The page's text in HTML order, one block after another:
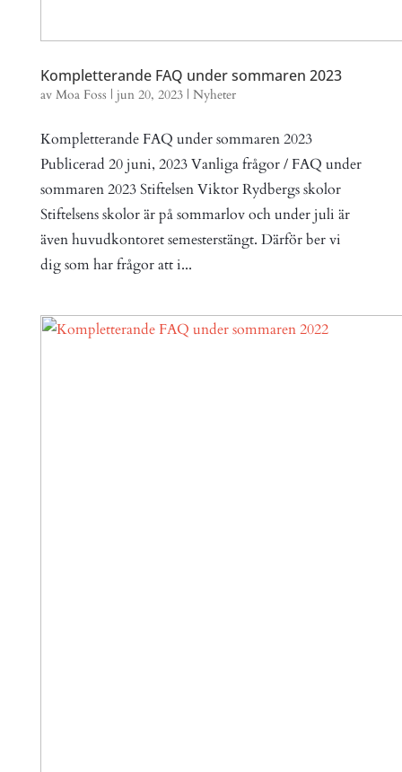
Kompletterande FAQ under sommaren 2023
av Moa Foss | jun 20, 2023| Nyheter
Kompletterande FAQ under sommaren 2023
Publicerad 20 juni, 2023 Vanliga frågor / FAQ under
sommaren 2023 Stiftelsen Viktor Rydbergs skolor
Stiftelsens skolor är på sommarlov och under juli är
även huvudkontoret semesterstängt. Därför ber vi
dig som har frågor att i...